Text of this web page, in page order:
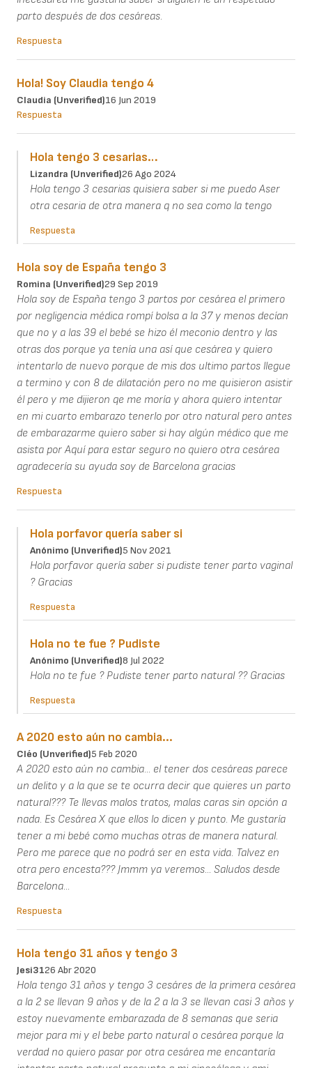
parto después de dos cesáreas.
Respuesta
Hola! Soy Claudia tengo 4
Claudia (unverified)16 Jun 2019
Respuesta
Hola tengo 3 cesarias…
Lizandra (unverified)26 Ago 2024
Hola tengo 3 cesarias quisiera saber si me puedo Aser
otra cesaria de otra manera q no sea como la tengo
Respuesta
Hola soy de España tengo 3
Romina (unverified)29 Sep 2019
Hola soy de España tengo 3 partos por cesárea el primero
por negligencia médica rompí bolsa a la 37 y menos decían
que no y a las 39 el bebé se hizo él meconio dentro y las
otras dos porque ya tenía una así que cesárea y quiero
intentarlo de nuevo porque de mis dos ultimo partos llegue
a termino y con 8 de dilatación pero no me quisieron asistir
él pero y me dijieron qe me moría y ahora quiero intentar
en mi cuarto embarazo tenerlo por otro natural pero antes
de embarazarme quiero saber si hay algún médico que me
asista por Aquí para estar seguro no quiero otra cesárea
agradecería su ayuda soy de Barcelona gracias
Respuesta
Hola porfavor quería saber si
Anónimo (unverified)5 Nov 2021
Hola porfavor quería saber si pudiste tener parto vaginal
? Gracias
Respuesta
Hola no te fue ? Pudiste
Anónimo (unverified)8 Jul 2022
Hola no te fue ? Pudiste tener parto natural ?? Gracias
Respuesta
A 2020 esto aún no cambia...
Cléo (unverified)5 Feb 2020
A 2020 esto aún no cambia... el tener dos cesáreas parece
un delito y a la que se te ocurra decir que quieres un parto
natural??? Te llevas malos tratos, malas caras sin opción a
nada. Es Cesárea X que ellos lo dicen y punto. Me gustaría
tener a mi bebé como muchas otras de manera natural.
Pero me parece que no podrá ser en esta vida. Talvez en
otra pero encesta??? Jmmm ya veremos... Saludos desde
Barcelona...
Respuesta
Hola tengo 31 años y tengo 3
Jesi3126 Abr 2020
Hola tengo 31 años y tengo 3 cesáres de la primera cesárea
a la 2 se llevan 9 años y de la 2 a la 3 se llevan casi 3 años y
estoy nuevamente embarazada de 8 semanas que seria
mejor para mi y el bebe parto natural o cesárea porque la
verdad no quiero pasar por otra cesárea me encantaría